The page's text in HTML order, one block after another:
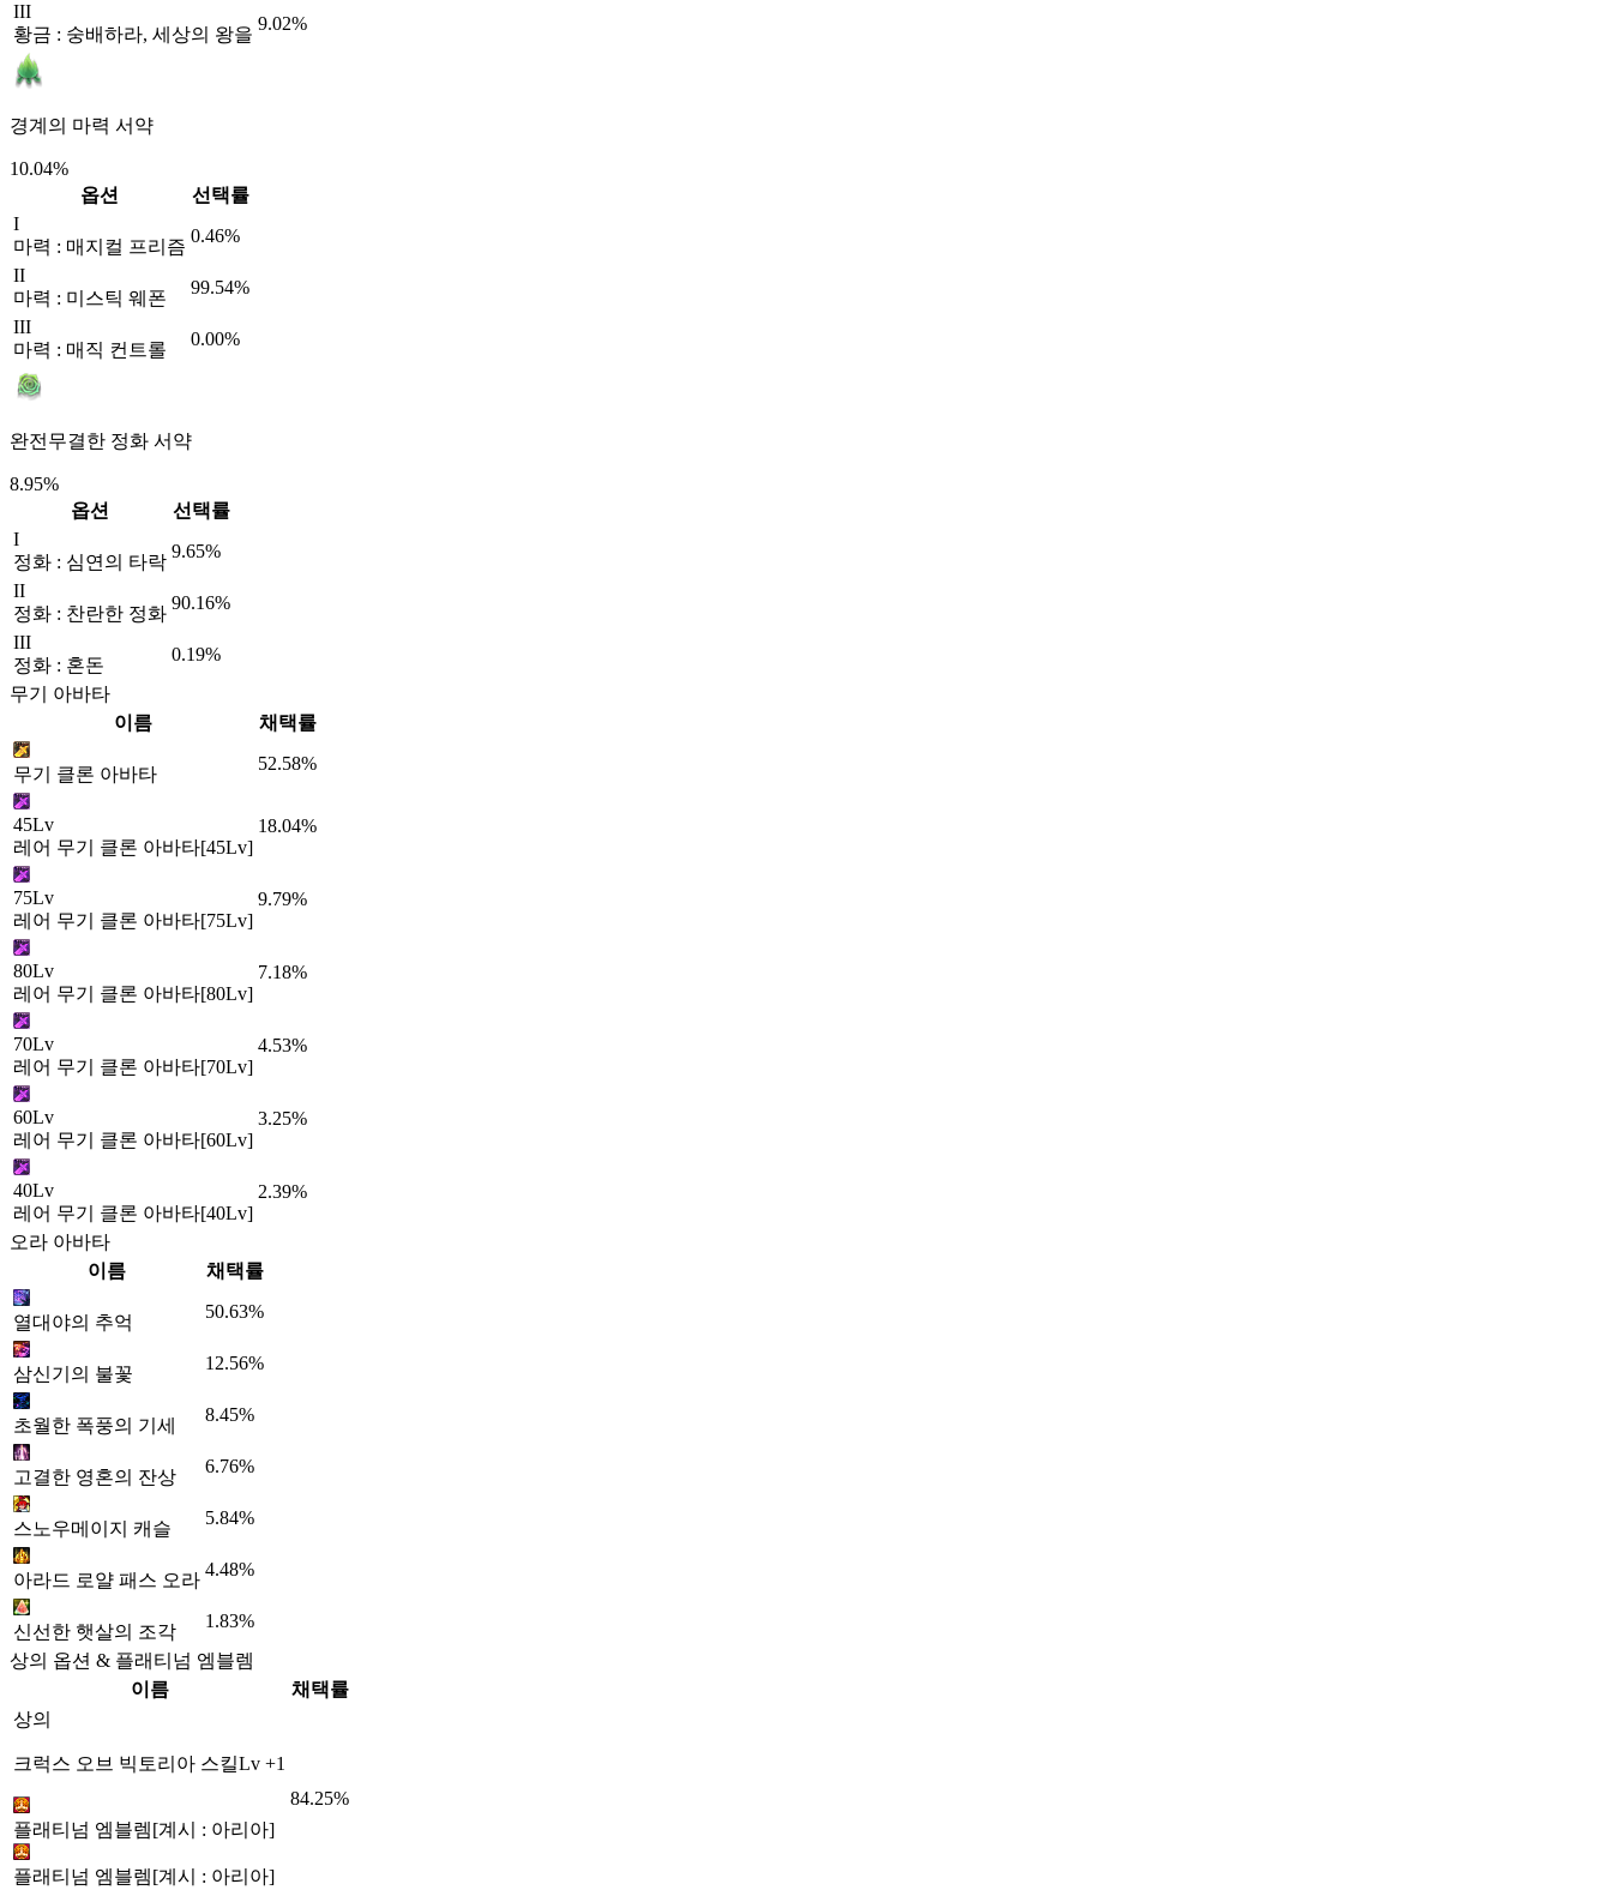
III
황금 : 숭배하라, 세상의 왕을
9.02%
경계의 마력 서약
10.04%
옵션
선택률
I
마력 : 매지컬 프리즘
0.46%
II
마력 : 미스틱 웨폰
99.54%
III
마력 : 매직 컨트롤
0.00%
완전무결한 정화 서약
8.95%
옵션
선택률
I
정화 : 심연의 타락
9.65%
II
정화 : 찬란한 정화
90.16%
III
정화 : 혼돈
0.19%
무기 아바타
이름
채택률
무기 클론 아바타
52.58%
45Lv
레어 무기 클론 아바타[45Lv]
18.04%
75Lv
레어 무기 클론 아바타[75Lv]
9.79%
80Lv
레어 무기 클론 아바타[80Lv]
7.18%
70Lv
레어 무기 클론 아바타[70Lv]
4.53%
60Lv
레어 무기 클론 아바타[60Lv]
3.25%
40Lv
레어 무기 클론 아바타[40Lv]
2.39%
오라 아바타
이름
채택률
열대야의 추억
50.63%
삼신기의 불꽃
12.56%
초월한 폭풍의 기세
8.45%
고결한 영혼의 잔상
6.76%
스노우메이지 캐슬
5.84%
아라드 로얄 패스 오라
4.48%
신선한 햇살의 조각
1.83%
상의 옵션 & 플래티넘 엠블렘
이름
채택률
상의
크럭스 오브 빅토리아 스킬Lv +1
플래티넘 엠블렘[계시 : 아리아]
플래티넘 엠블렘[계시 : 아리아]
84.25%